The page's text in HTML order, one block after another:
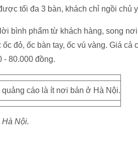
tối đa 3 bàn, khách chỉ ngồi chủ
bình phẩm từ khách hàng, song
đỏ, ốc bàn tay, ốc vú vàng. Giá
- 80.000 đồng.
cáo là ít nơi bán ở Hà Nội.
Nội.